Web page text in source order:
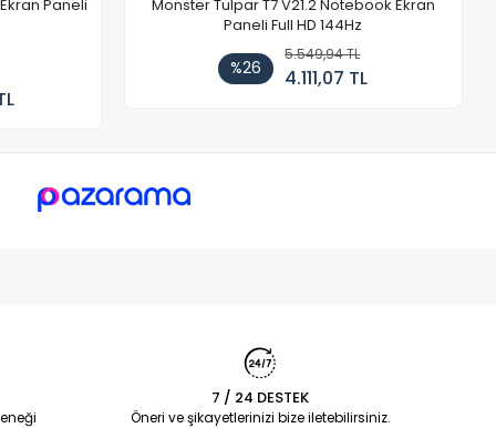
Paneli
Monster Tulpar T7 V21.2 Notebook Ekran
Paneli Full HD 144Hz
%26
5.549,94 TL
4.111,07 TL
7 / 24 DESTEK
Öneri ve şikayetlerinizi bize iletebilirsiniz.